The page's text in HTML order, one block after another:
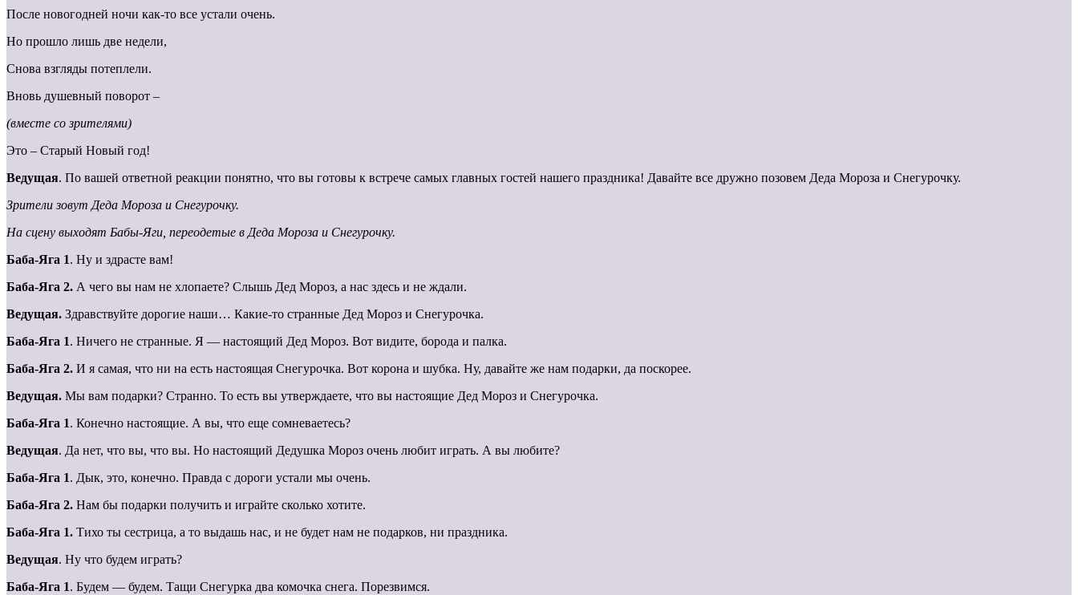
После новогодней ночи как-то все устали очень.
Но прошло лишь две недели,
Снова взгляды потеплели.
Вновь душевный поворот –
(вместе со зрителями)
Это – Старый Новый год!
Ведущая. По вашей ответной реакции понятно, что вы готовы к встрече самых главных гостей нашего праздника! Давайте все дружно позовем Деда Мороза и Снегурочку.
Зрители зовут Деда Мороза и Снегурочку.
На сцену выходят Бабы-Яги, переодетые в Деда Мороза и Снегурочку.
Баба-Яга 1. Ну и здрасте вам!
Баба-Яга 2. А чего вы нам не хлопаете? Слышь Дед Мороз, а нас здесь и не ждали.
Ведущая. Здравствуйте дорогие наши… Какие-то странные Дед Мороз и Снегурочка.
Баба-Яга 1. Ничего не странные. Я — настоящий Дед Мороз. Вот видите, борода и палка.
Баба-Яга 2. И я самая, что ни на есть настоящая Снегурочка. Вот корона и шубка. Ну, давайте же нам подарки, да поскорее.
Ведущая. Мы вам подарки? Странно. То есть вы утверждаете, что вы настоящие Дед Мороз и Снегурочка.
Баба-Яга 1. Конечно настоящие. А вы, что еще сомневаетесь?
Ведущая. Да нет, что вы, что вы. Но настоящий Дедушка Мороз очень любит играть. А вы любите?
Баба-Яга 1. Дык, это, конечно. Правда с дороги устали мы очень.
Баба-Яга 2. Нам бы подарки получить и играйте сколько хотите.
Баба-Яга 1. Тихо ты сестрица, а то выдашь нас, и не будет нам не подарков, ни праздника.
Ведущая. Ну что будем играть?
Баба-Яга 1. Будем — будем. Тащи Снегурка два комочка снега. Порезвимся.